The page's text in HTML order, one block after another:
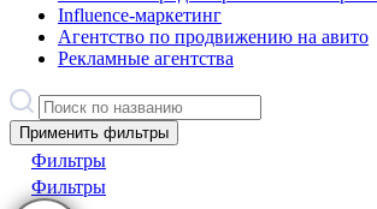
Influence-маркетинг
Агентство по продвижению на авито
Рекламные агентства
Применить фильтры
Фильтры
Фильтры